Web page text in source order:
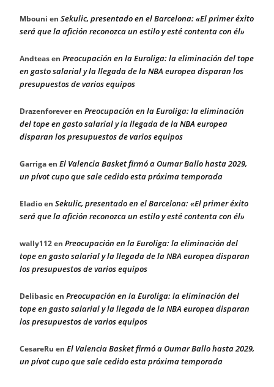
Mbouni en Sekulic, presentado en el Barcelona: «El primer éxito
será que la afición reconozca un estilo y esté contenta con él»
Andteasen Preocupación en la Euroliga: la eliminación del tope
en gasto salarial y la llegada de la NBA europea disparan los
presupuestos de varios equipos
Drazenforeveren Preocupación en la Euroliga: la eliminación
del tope en gasto salarial y la llegada de la NBA europea
disparan los presupuestos de varios equipos
Garrigaen El Valencia Basket firmó a Oumar Ballo hasta 2029,
un pívot cupo que sale cedido esta próxima temporada
Eladioen Sekulic, presentado en el Barcelona: «El primer éxito
será que la afición reconozca un estilo y esté contenta con él»
wally112en Preocupación en la Euroliga: la eliminación del
tope en gasto salarial y la llegada de la NBA europea disparan
los presupuestos de varios equipos
Delibasicen Preocupación en la Euroliga: la eliminación del
tope en gasto salarial y la llegada de la NBA europea disparan
los presupuestos de varios equipos
CesareRu en El Valencia Basket firmó a Oumar Ballo hasta 2029,
un pívot cupo que sale cedido esta próxima temporada